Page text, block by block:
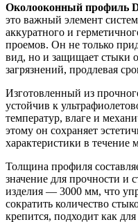
Околооконный профиль
это важный элемент
аккуратного и
проемов. Он не только
вид, но и защищает стыки
загрязнений, продлевая
Изготовленный из
устойчив к
температур, влаге и
этому он сохраняет
характеристики в течение
Толщина профиля
значение для прочности и
изделия — 3000 мм, что
сократить количество
крепится, подходит как